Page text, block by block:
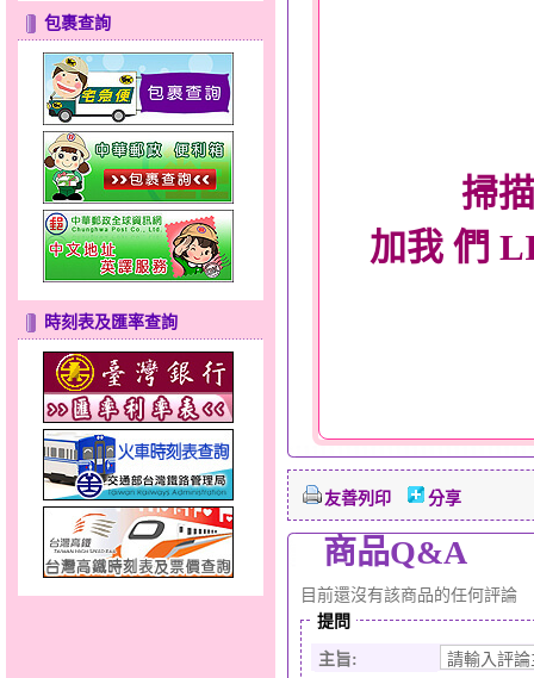
包裹查詢
時刻表及匯率查詢
掃
加我 們
友善列印 分享
商品Q&A
目前還沒有該商品的任何評論
提問
主旨: